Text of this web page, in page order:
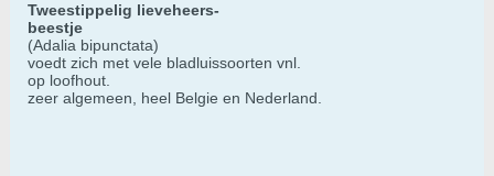
Tweestippelig lieveheers-
beestje
(Adalia bipunctata)
voedt zich met vele bladluissoorten vnl.
op loofhout.
zeer algemeen, heel Belgie en Nederland.